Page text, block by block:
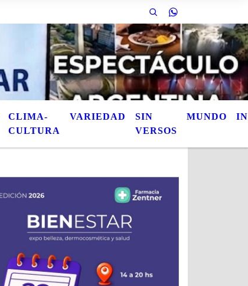
publicadas. Este es el titulo de la nota / Esta es otra nota /
CLIMA-
CULTURA
VARIEDAD
SIN
VERSOS
MUNDO